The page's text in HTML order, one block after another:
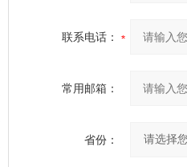
联系电话：
常用邮箱：
省份：